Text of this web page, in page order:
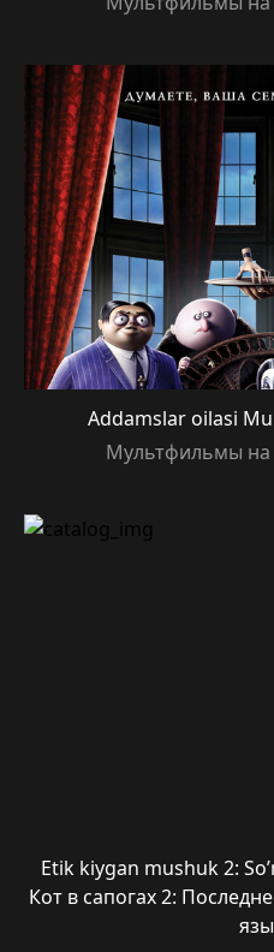
Addamslar oilasi
Мультфильмы на
Etik kiygan mushuk 2:
Кот в сапогах 2: